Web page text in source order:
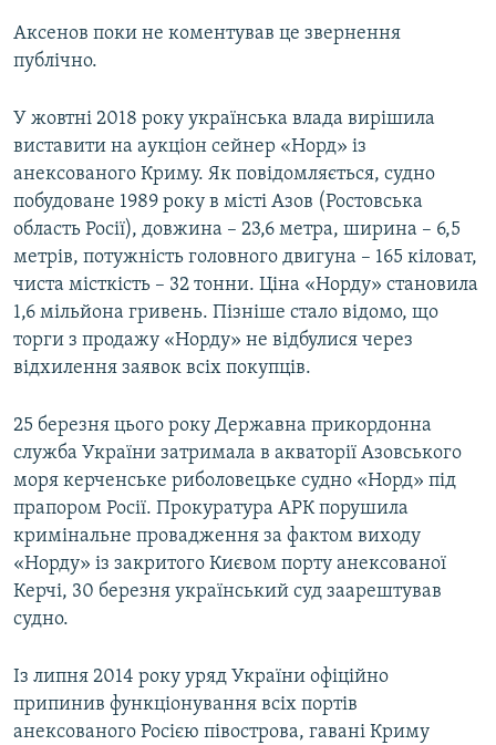
Аксенов поки не коментував це звернення
публічно.
У жовтні 2018 року українська влада вирішила
виставити на аукціон сейнер «Норд» із
анексованого Криму. Як повідомляється, судно
побудоване 1989 року в місті Азов (Ростовська
область Росії), довжина – 23,6 метра, ширина – 6,5
метрів, потужність головного двигуна – 165 кіловат,
чиста місткість – 32 тонни. Ціна «Норду» становила
1,6 мільйона гривень. Пізніше стало відомо, що
торги з продажу «Норду» не відбулися через
відхилення заявок всіх покупців.
25 березня цього року Державна прикордонна
служба України затримала в акваторії Азовського
моря керченське риболовецьке судно «Норд» під
прапором Росії. Прокуратура АРК порушила
кримінальне провадження за фактом виходу
«Норду» із закритого Києвом порту анексованої
Керчі, 30 березня український суд заарештував
судно.
Із липня 2014 року уряд України офіційно
припинив функціонування всіх портів
анексованого Росією півострова, гавані Криму